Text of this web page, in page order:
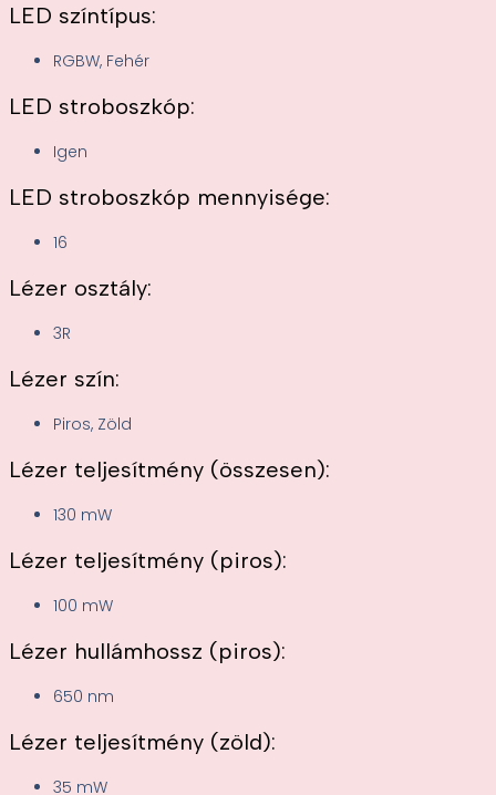
LED színtípus:
RGBW, Fehér
LED stroboszkóp:
Igen
LED stroboszkóp mennyisége:
16
Lézer osztály:
3R
Lézer szín:
Piros, Zöld
Lézer teljesítmény (összesen):
130 mW
Lézer teljesítmény (piros):
100 mW
Lézer hullámhossz (piros):
650 nm
Lézer teljesítmény (zöld):
35 mW